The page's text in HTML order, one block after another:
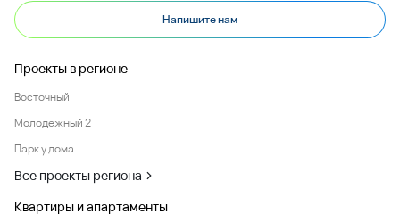
Напишите нам
Проекты в регионе
Восточный
Молодежный 2
Парк у дома
Все проекты региона
Квартиры и апартаменты